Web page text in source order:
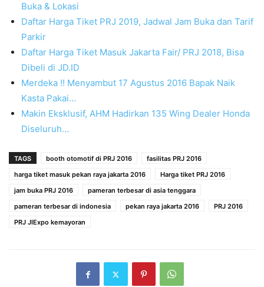
Buka & Lokasi
Daftar Harga Tiket PRJ 2019, Jadwal Jam Buka dan Tarif
Parkir
Daftar Harga Tiket Masuk Jakarta Fair/ PRJ 2018, Bisa
Dibeli di JD.ID
Merdeka !! Menyambut 17 Agustus 2016 Bapak Naik
Kasta Pakai…
Makin Eksklusif, AHM Hadirkan 135 Wing Dealer Honda
Diseluruh…
TAGS booth otomotif di PRJ 2016
fasilitas PRJ 2016
harga tiket masuk pekan raya jakarta 2016
Harga tiket PRJ 2016
jam buka PRJ 2016
pameran terbesar di asia tenggara
pameran terbesar di indonesia
pekan raya jakarta 2016
PRJ 2016
PRJ JIExpo kemayoran